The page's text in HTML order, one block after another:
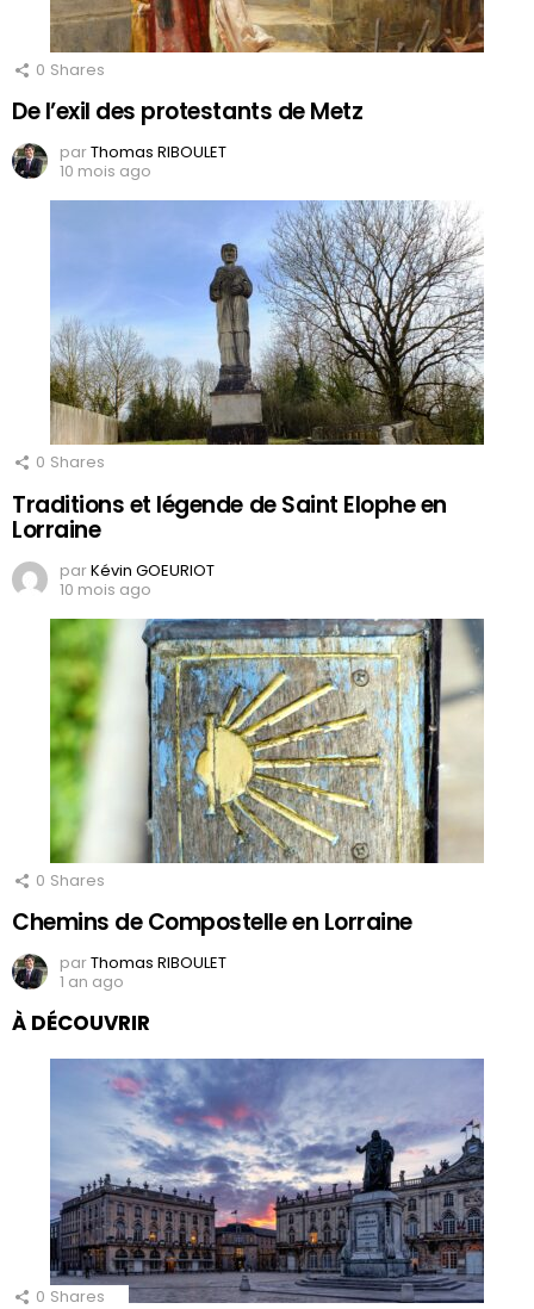
0 Shares
De l’exil des protestants de Metz
parThomas RIBOULET
10 mois ago
0 Shares
Traditions et légende de Saint Elophe en
Lorraine
parKévin GOEURIOT
10 mois ago
0 Shares
Chemins de Compostelle en Lorraine
parThomas RIBOULET
1 an ago
À DÉCOUVRIR
0 Shares